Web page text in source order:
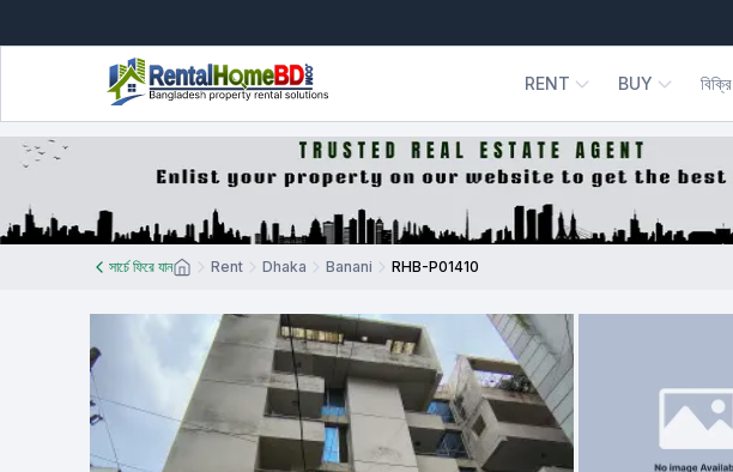
RENT BUY বিক্রি
সার্চে ফিরে যান Rent Dhaka Banani RHB-P01410